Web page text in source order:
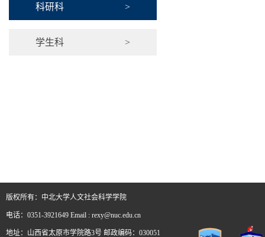
科研科 >
学生科 >
版权所有：中北大学人文社会科学学院
电话：0351-3921649 Email : rexy@nuc.edu.cn
地址：山西省太原市学院路3号 邮政编码：030051